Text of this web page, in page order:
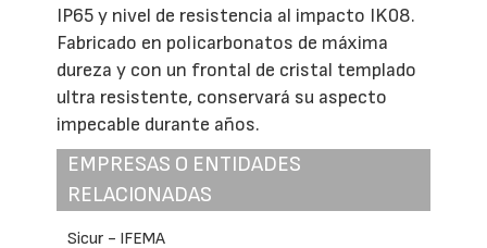
IP65 y nivel de resistencia al impacto IK08.
Fabricado en policarbonatos de máxima
dureza y con un frontal de cristal templado
ultra resistente, conservará su aspecto
impecable durante años.
EMPRESAS O ENTIDADES
RELACIONADAS
Sicur - IFEMA